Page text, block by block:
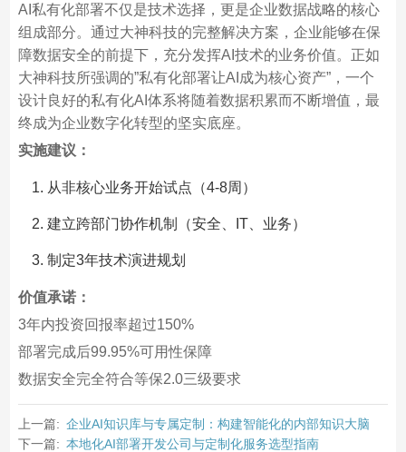
AI私有化部署不仅是技术选择，更是企业数据战略的核心
组成部分。通过大神科技的完整解决方案，企业能够在保
障数据安全的前提下，充分发挥AI技术的业务价值。正如
大神科技所强调的”私有化部署让AI成为核心资产”，一个
设计良好的私有化AI体系将随着数据积累而不断增值，最
终成为企业数字化转型的坚实底座。
实施建议：
从非核心业务开始试点（4-8周）
建立跨部门协作机制（安全、IT、业务）
制定3年技术演进规划
价值承诺：
3年内投资回报率超过150%
部署完成后99.95%可用性保障
数据安全完全符合等保2.0三级要求
上一篇: 企业AI知识库与专属定制：构建智能化的内部知识大脑
下一篇: 本地化AI部署开发公司与定制化服务选型指南